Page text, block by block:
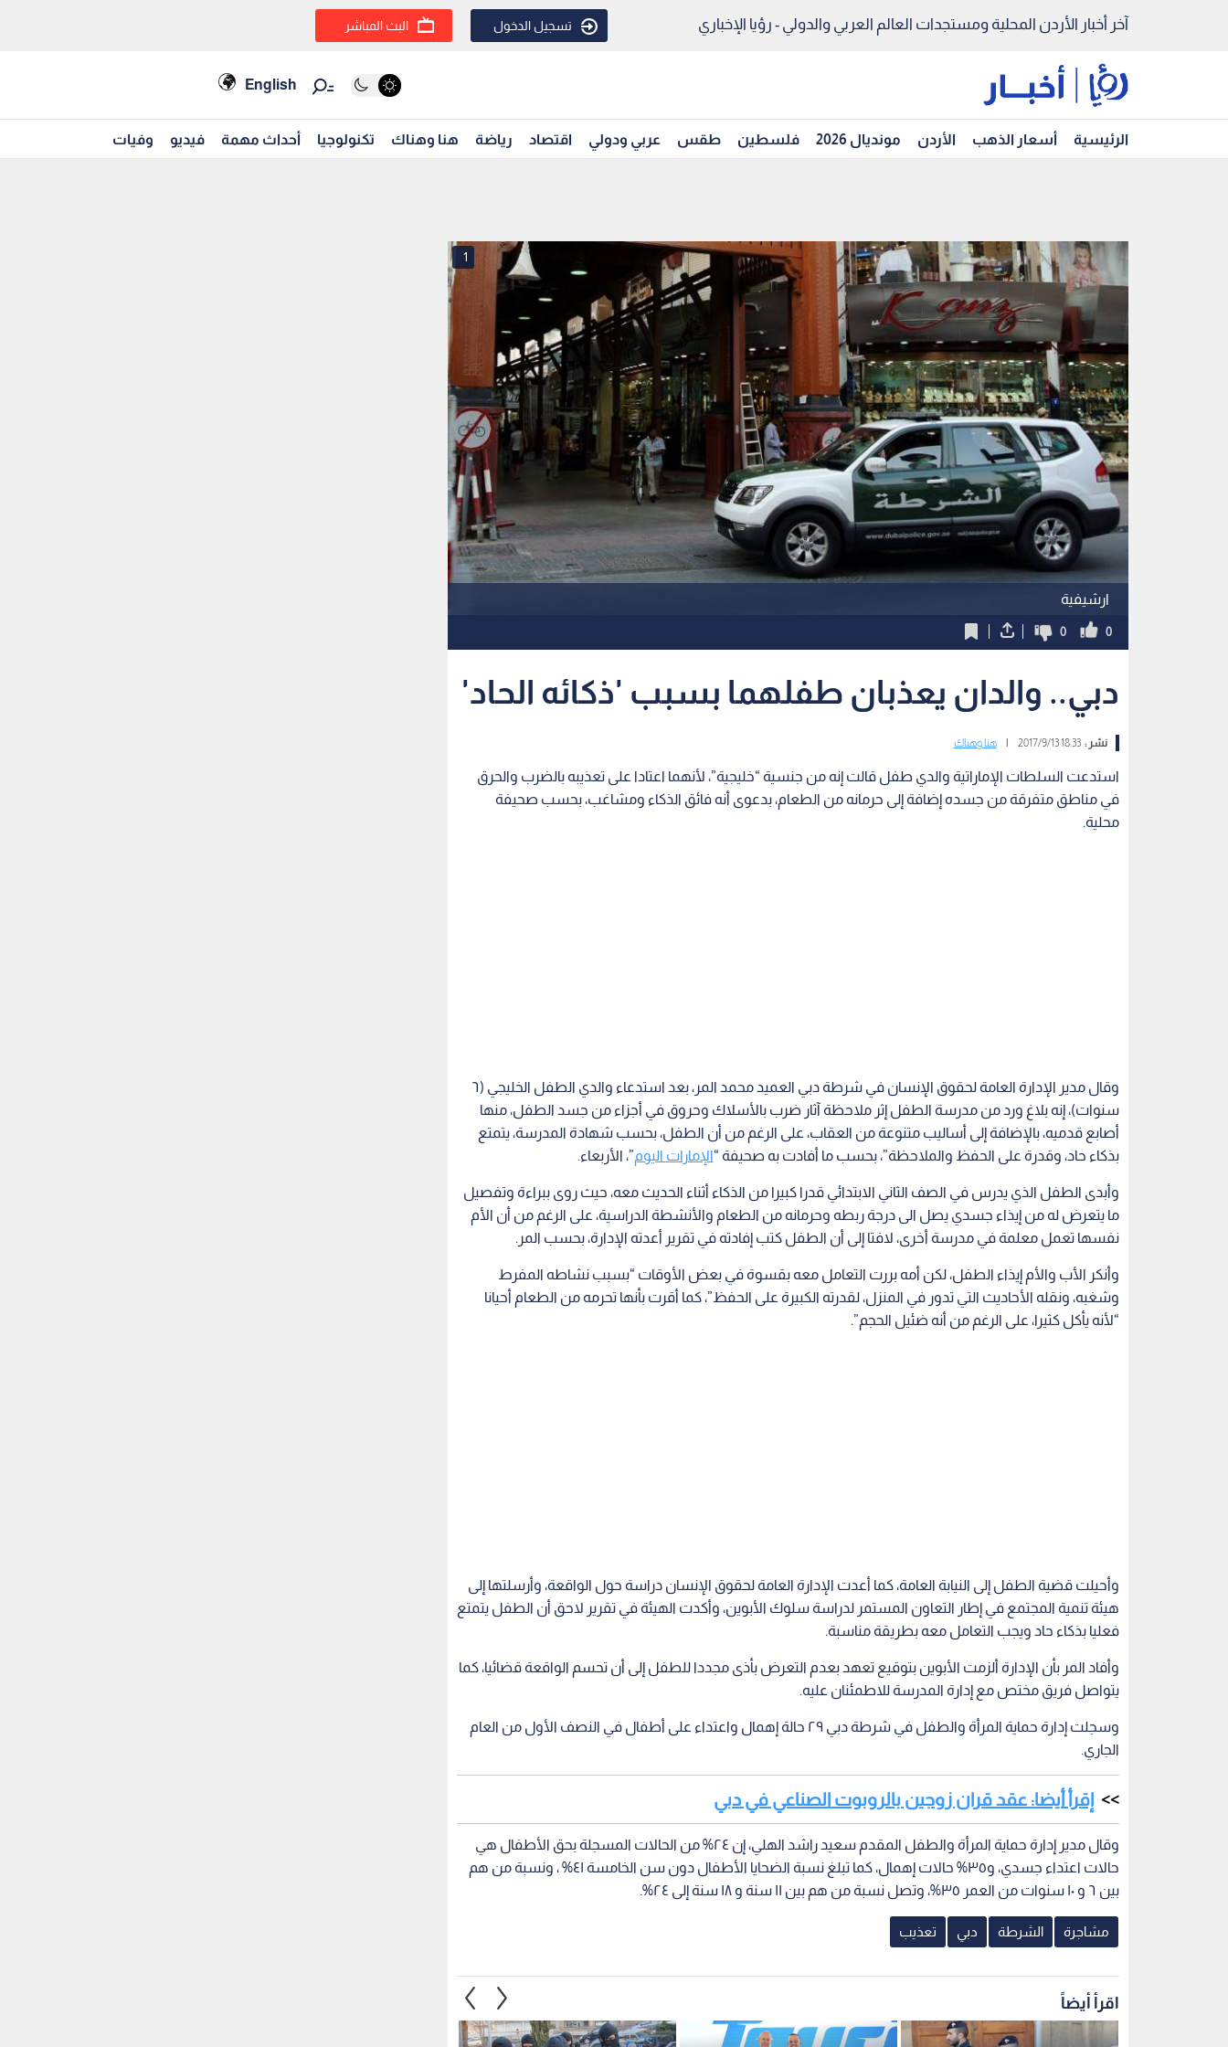
آخر أخبار الأردن المحلية ومستجدات العالم العربي والدولي - رؤيا الإخباري تسجيل الدخول البث المباشر
English
الرئيسية أسعار الذهب الأردن مونديال 2026 فلسطين طقس عربي ودولي اقتصاد رياضة هنا وهناك تكنولوجيا أحداث مهمة فيديو وفيات
ارشيفية
1
0
0
دبي.. والدان يعذبان طفلهما بسبب 'ذكائه الحاد'
نشر :18:33 2017/9/13 هنا وهناك
استدعت السلطات الإماراتية والدي طفل قالت إنه من جنسية “خليجية”، لأنهما اعتادا على تعذيبه بالضرب والحرق
في مناطق متفرقة من جسده إضافة إلى حرمانه من الطعام، بدعوى أنه فائق الذكاء ومشاغب، بحسب صحيفة
محلية.
وقال مدير الإدارة العامة لحقوق الإنسان في شرطة دبي العميد محمد المر، بعد استدعاء والدي الطفل الخليجي (٦
سنوات)، إنه بلاغ ورد من مدرسة الطفل إثر ملاحظة آثار ضرب بالأسلاك وحروق في أجزاء من جسد الطفل، منها
أصابع قدميه، بالإضافة إلى أساليب متنوعة من العقاب، على الرغم من أن الطفل، بحسب شهادة المدرسة، يتمتع
بذكاء حاد، وقدرة على الحفظ والملاحظة”، بحسب ما أفادت به صحيفة “الإمارات اليوم”، الأربعاء.
وأبدى الطفل الذي يدرس في الصف الثاني الابتدائي قدرا كبيرا من الذكاء أثناء الحديث معه، حيث روى ببراءة وتفصيل
ما يتعرض له من إيذاء جسدي يصل الى درجة ربطه وحرمانه من الطعام والأنشطة الدراسية، على الرغم من أن الأم
نفسها تعمل معلمة في مدرسة أخرى، لافتا إلى أن الطفل كتب إفادته في تقرير أعدته الإدارة، بحسب المر.
وأنكر الأب والأم إيذاء الطفل، لكن أمه بررت التعامل معه بقسوة في بعض الأوقات “بسبب نشاطه المفرط
وشغبه، ونقله الأحاديث التي تدور في المنزل، لقدرته الكبيرة على الحفظ”، كما أقرت بأنها تحرمه من الطعام أحيانا
“لأنه يأكل كثيرا، على الرغم من أنه ضئيل الحجم”.
وأحيلت قضية الطفل إلى النيابة العامة، كما أعدت الإدارة العامة لحقوق الإنسان دراسة حول الواقعة، وأرسلتها إلى
هيئة تنمية المجتمع في إطار التعاون المستمر لدراسة سلوك الأبوين، وأكدت الهيئة في تقرير لاحق أن الطفل يتمتع
فعليا بذكاء حاد ويجب التعامل معه بطريقة مناسبة.
وأفاد المر بأن الإدارة ألزمت الأبوين بتوقيع تعهد بعدم التعرض بأذى مجددا للطفل إلى أن تحسم الواقعة قضائيا، كما
يتواصل فريق مختص مع إدارة المدرسة للاطمئنان عليه.
وسجلت إدارة حماية المرأة والطفل في شرطة دبي ٢٩ حالة إهمال واعتداء على أطفال في النصف الأول من العام
الجاري.
إقرأ أيضا: عقد قران زوجين بالروبوت الصناعي في دبي
وقال مدير إدارة حماية المرأة والطفل المقدم سعيد راشد الهلي، إن ٢٤% من الحالات المسجلة بحق الأطفال هي
حالات اعتداء جسدي، و٣٥% حالات إهمال، كما تبلغ نسبة الضحايا الأطفال دون سن الخامسة ٤١% ، ونسبة من هم
بين ٦ و ١٠ سنوات من العمر ٣٥%، وتصل نسبة من هم بين ١١ سنة و ١٨ سنة إلى ٢٤%.
مشاجرة الشرطة دبي تعذيب
اقرأ أيضاً